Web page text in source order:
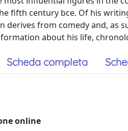
fifth century bce. Of his
derives from comedy and, as
about his life,
Scheda completa
online